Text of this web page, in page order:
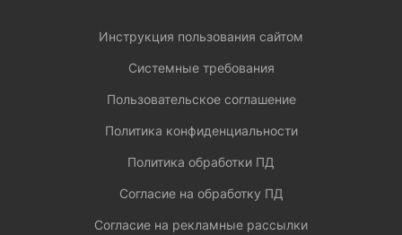
Инструкция пользования сайтом
Системные требования
Пользовательское соглашение
Политика конфиденциальности
Политика обработки ПД
Согласие на обработку ПД
Согласие на рекламные рассылки